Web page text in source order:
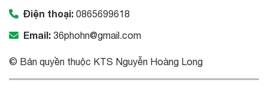
Điện thoại: 0865699618
Email: 36phohn@gmail.com
© Bản quyền thuộc KTS Nguyễn Hoàng Long